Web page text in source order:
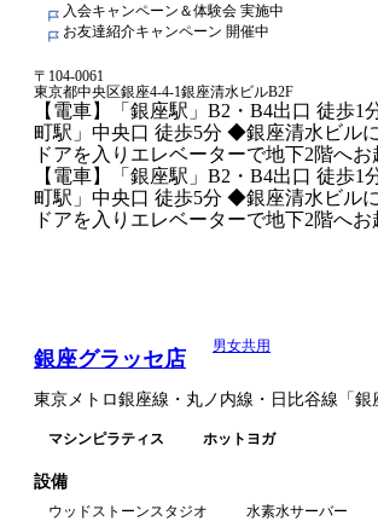
入会キャンペーン＆体験会 実施中
お友達紹介キャンペーン 開催中
〒 104-0061
東京都中央区銀座4-4-1銀座清水ビルB2F
【電車】「銀座駅」B2・B4出口 徒歩
町駅」中央口 徒歩5分 ◆銀座清水ビル
ドアを入りエレベーターで地下2階へお
【電車】「銀座駅」B2・B4出口 徒歩
町駅」中央口 徒歩5分 ◆銀座清水ビル
ドアを入りエレベーターで地下2階へお
銀座グラッセ店
男女共用
東京メトロ銀座線・丸ノ内線・日比谷線 「 銀
マシンピラティス ホットヨガ
設備
ウッドストーンスタジオ 水素水サーバー